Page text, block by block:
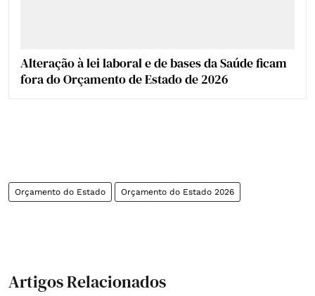
Alteração à lei laboral e de bases da Saúde ficam
fora do Orçamento de Estado de 2026
Orçamento do Estado Orçamento do Estado 2026
Artigos Relacionados